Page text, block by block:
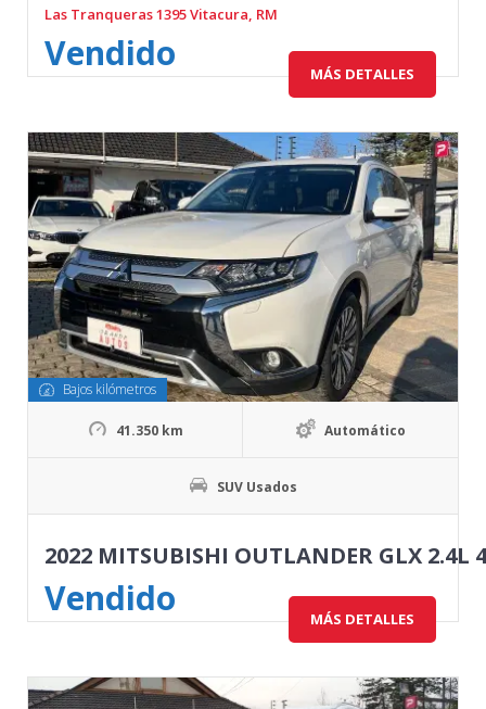
Las Tranqueras 1395 Vitacura, RM
Vendido MÁS DETALLES
Bajos kilómetros
41.350 km Automático
SUV Usados
2022 MITSUBISHI OUTLANDER GLX 2.4L
Vendido MÁS DETALLES